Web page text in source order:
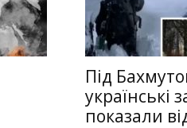
Під
українські
показали